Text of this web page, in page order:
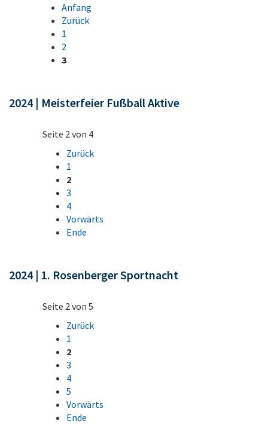
Anfang
Zurück
1
2
3
2024 | Meisterfeier Fußball Aktive
Seite 2 von 4
Zurück
1
2
3
4
Vorwärts
Ende
2024 | 1. Rosenberger Sportnacht
Seite 2 von 5
Zurück
1
2
3
4
5
Vorwärts
Ende